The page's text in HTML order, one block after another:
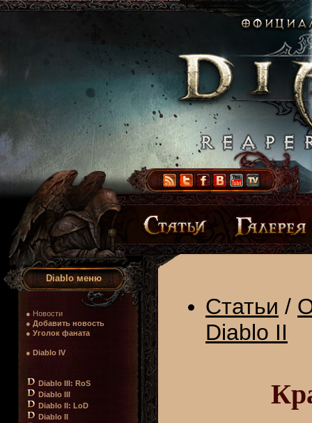
Diablo меню
● Новости
● Добавить новость
● Уголок фаната
● Diablo IV
Diablo III: RoS
Diablo III
Diablo II: LoD
Diablo II
Статьи /
Diablo II